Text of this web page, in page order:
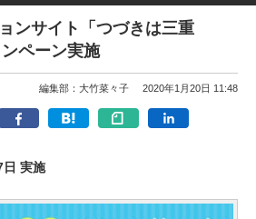
ンサイト「つづきは三重
ペーン実施
編集部：大竹菜々子 2020年1月20日 11:48
日 実施